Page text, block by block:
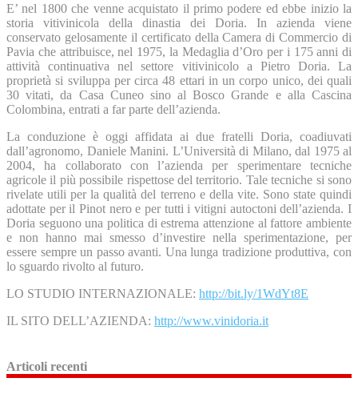
E’ nel 1800 che venne acquistato il primo podere ed ebbe inizio la
storia vitivinicola della dinastia dei Doria. In azienda viene
conservato gelosamente il certificato della Camera di Commercio di
Pavia che attribuisce, nel 1975, la Medaglia d’Oro per i 175 anni di
attività continuativa nel settore vitivinicolo a Pietro Doria. La
proprietà si sviluppa per circa 48 ettari in un corpo unico, dei quali
30 vitati, da Casa Cuneo sino al Bosco Grande e alla Cascina
Colombina, entrati a far parte dell’azienda.
La conduzione è oggi affidata ai due fratelli Doria, coadiuvati
dall’agronomo, Daniele Manini. L’Università di Milano, dal 1975 al
2004, ha collaborato con l’azienda per sperimentare tecniche
agricole il più possibile rispettose del territorio. Tale tecniche si sono
rivelate utili per la qualità del terreno e della vite. Sono state quindi
adottate per il Pinot nero e per tutti i vitigni autoctoni dell’azienda. I
Doria seguono una politica di estrema attenzione al fattore ambiente
e non hanno mai smesso d’investire nella sperimentazione, per
essere sempre un passo avanti. Una lunga tradizione produttiva, con
lo sguardo rivolto al futuro.
LO STUDIO INTERNAZIONALE: http://bit.ly/1WdYt8E
IL SITO DELL’AZIENDA: http://www.vinidoria.it
Articoli recenti